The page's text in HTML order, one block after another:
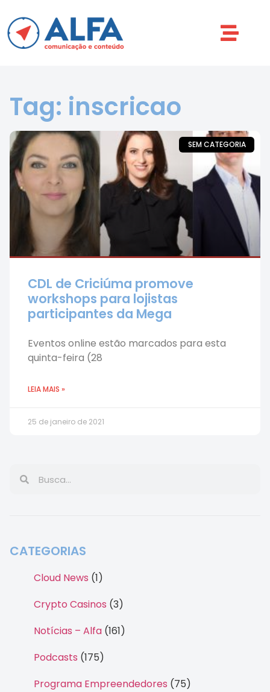
Tag: inscricao
SEM CATEGORIA
CDL de Criciúma promove
workshops para lojistas
participantes da Mega
Eventos online estão marcados para esta
quinta-feira (28
LEIA MAIS »
25 de janeiro de 2021
CATEGORIAS
Cloud News (1)
Crypto Casinos (3)
Notícias – Alfa (161)
Podcasts (175)
Programa Empreendedores (75)